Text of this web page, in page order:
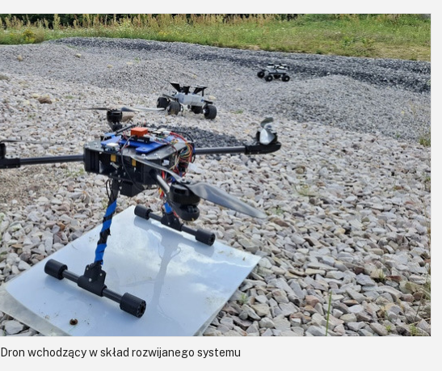
Dron wchodzący w skład rozwijanego systemu